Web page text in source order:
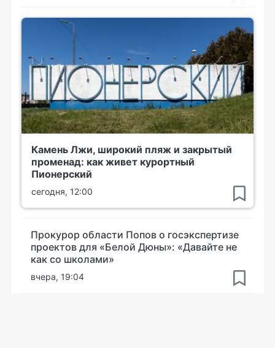
Камень Лжи, широкий пляж и закрытый
променад: как живет курортный
Пионерский
сегодня, 12:00
Прокурор области Попов о госэкспертизе
проектов для «Белой Дюны»: «Давайте не
как со школами»
вчера, 19:04